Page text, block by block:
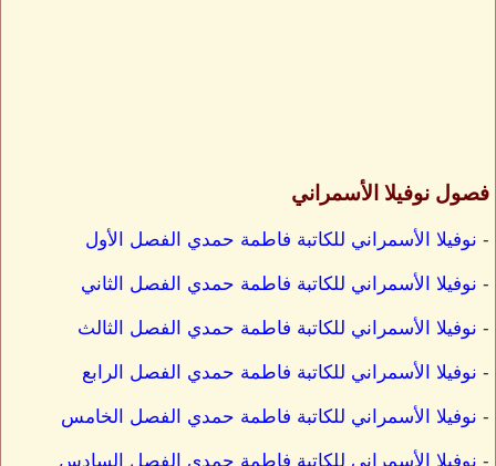
فصول نوفيلا الأسمراني
- نوفيلا الأسمراني للكاتبة فاطمة حمدي الفصل الأول
- نوفيلا الأسمراني للكاتبة فاطمة حمدي الفصل الثاني
- نوفيلا الأسمراني للكاتبة فاطمة حمدي الفصل الثالث
- نوفيلا الأسمراني للكاتبة فاطمة حمدي الفصل الرابع
- نوفيلا الأسمراني للكاتبة فاطمة حمدي الفصل الخامس
- نوفيلا الأسمراني للكاتبة فاطمة حمدي الفصل السادس